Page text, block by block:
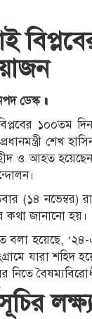
ডেস্ক ॥
১০০তম
শেখ
ও আহত
(১৪ নভেম্বর)
কথা জানানো হয়।
বলা হয়েছে,
যারা শহিদ
নিতে